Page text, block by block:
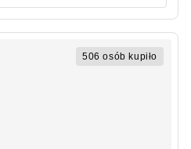
506 osób kupiło